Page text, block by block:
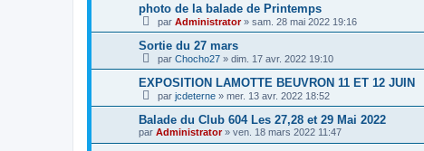
photo de la balade de Printemps
par Administrator» sam. 28 mai 2022 19:16
Sortie du 27 mars
par Chocho27 » dim. 17 avr. 2022 19:10
EXPOSITION LAMOTTE BEUVRON 11 ET 12 JUIN
par jcdeterne » mer. 13 avr. 2022 18:52
Balade du Club 604 Les 27,28 et 29 Mai 2022
par Administrator» ven. 18 mars 2022 11:47